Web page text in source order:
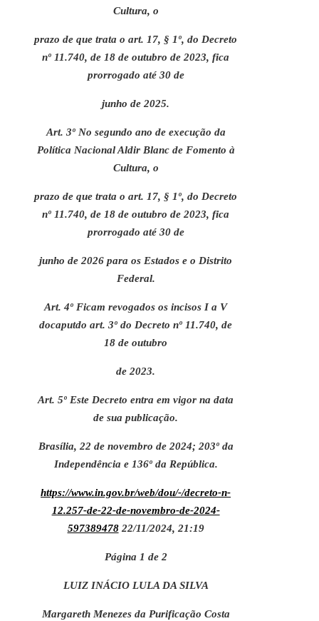
Cultura, o
prazo de que trata o art. 17, § 1º, do Decreto
nº 11.740, de 18 de outubro de 2023, fica
prorrogado até 30 de
junho de 2025.
Art. 3º No segundo ano de execução da
Política Nacional Aldir Blanc de Fomento à
Cultura, o
prazo de que trata o art. 17, § 1º, do Decreto
nº 11.740, de 18 de outubro de 2023, fica
prorrogado até 30 de
junho de 2026 para os Estados e o Distrito
Federal.
Art. 4º Ficam revogados os incisos I a V
docaputdo art. 3º do Decreto nº 11.740, de
18 de outubro
de 2023.
Art. 5º Este Decreto entra em vigor na data
de sua publicação.
Brasília, 22 de novembro de 2024; 203º da
Independência e 136º da República.
https://www.in.gov.br/web/dou/-/decreto-n-
12.257-de-22-de-novembro-de-2024-
59738947822/11/2024, 21:19
Página 1 de 2
LUIZ INÁCIO LULA DA SILVA
Margareth Menezes da Purificação Costa